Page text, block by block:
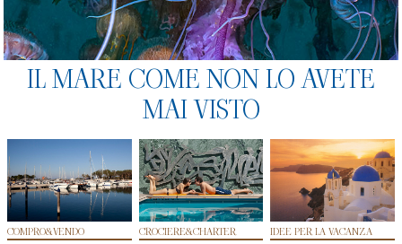
IL MARE COME NON LO AVETE
MAI VISTO
COMPRO&VENDO CROCIERE&CHARTER IDEE PER LA VACANZA